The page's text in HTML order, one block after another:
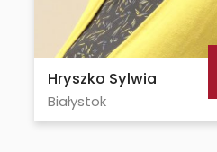
Hryszko Sylwia
Białystok